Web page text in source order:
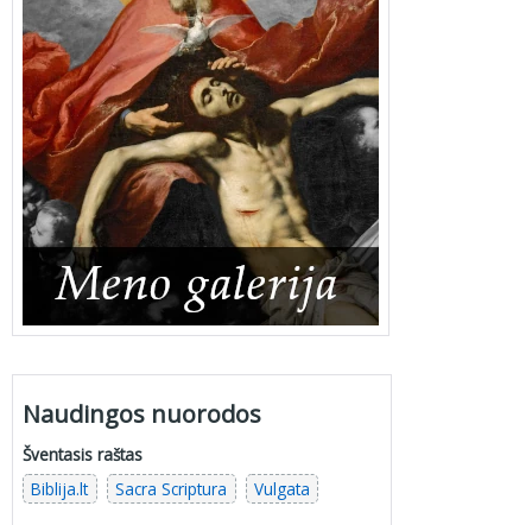
Naudingos nuorodos
Šventasis raštas
Biblija.lt
Sacra Scriptura Vulgata